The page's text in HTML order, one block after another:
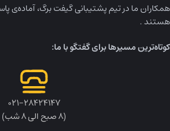
همکاران ما در تیم پشتیبانی گیفت برگ، آماده‌ی
هستند .
کوتاه‌ترین مسیرها برای گفتگو با ما:
۰۲۱-۲۸۴۲۴۱۴۷
(۸ صبح الی ۸ شب)